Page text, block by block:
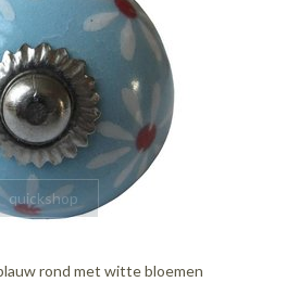
quickshop
rond met witte bloemen